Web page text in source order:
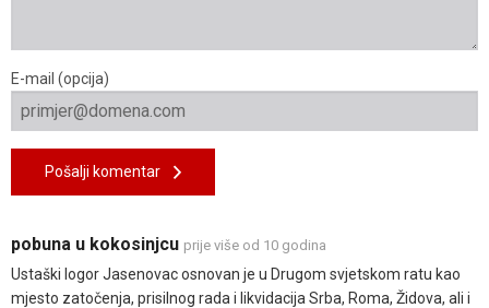
E-mail (opcija)
Pošalji komentar
pobuna u kokosinjcu prije više od 10 godina
Ustaški logor Jasenovac osnovan je u Drugom svjetskom ratu kao
mjesto zatočenja, prisilnog rada i likvidacija Srba, Roma, Židova, ali i